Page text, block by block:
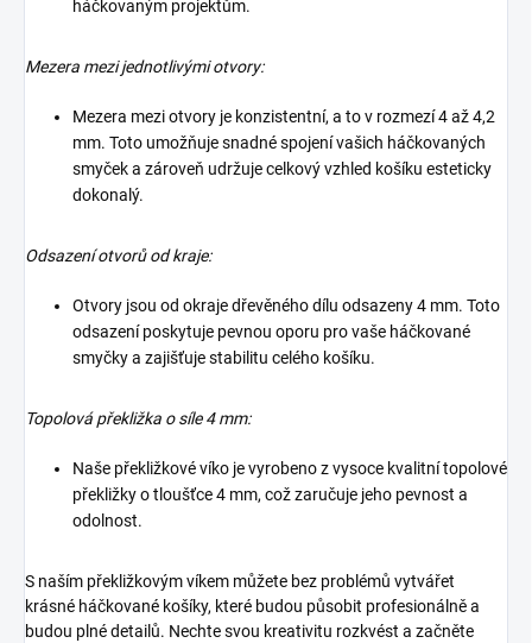
háčkovaným projektům.
Mezera mezi jednotlivými otvory:
Mezera mezi otvory je konzistentní, a to v rozmezí 4 až 4,2
mm. Toto umožňuje snadné spojení vašich háčkovaných
smyček a zároveň udržuje celkový vzhled košíku esteticky
dokonalý.
Odsazení otvorů od kraje:
Otvory jsou od okraje dřevěného dílu odsazeny 4 mm. Toto
odsazení poskytuje pevnou oporu pro vaše háčkované
smyčky a zajišťuje stabilitu celého košíku.
Topolová překližka o síle 4 mm:
Naše překližkové víko je vyrobeno z vysoce kvalitní topolové
překližky o tloušťce 4 mm, což zaručuje jeho pevnost a
odolnost.
S naším překližkovým víkem můžete bez problémů vytvářet
krásné háčkované košíky, které budou působit profesionálně a
budou plné detailů. Nechte svou kreativitu rozkvést a začněte